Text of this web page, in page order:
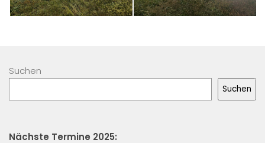
Suchen
Suchen
Nächste Termine 2025: